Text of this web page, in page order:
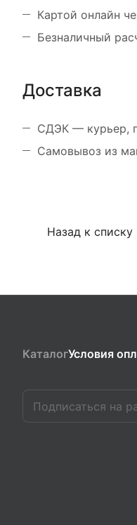
Картой онлайн
Безналичный
Доставка
СДЭК — курьер,
Самовывоз из
Назад к списку
КаталогУсловия